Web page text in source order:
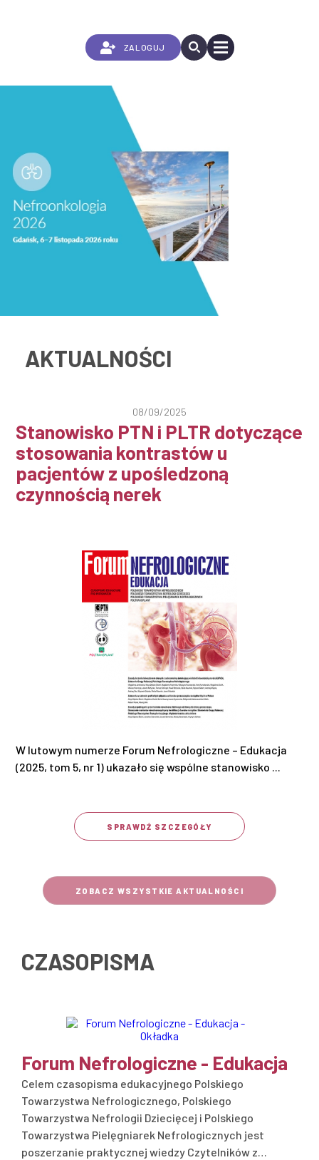
ZALOGUJ
AKTUALNOŚCI
08/09/2025
Stanowisko PTN i PLTR dotyczące
stosowania kontrastów u
pacjentów z upośledzoną
czynnością nerek
W lutowym numerze Forum Nefrologiczne – Edukacja
(2025, tom 5, nr 1) ukazało się wspólne stanowisko ...
SPRAWDŹ SZCZEGÓŁY
ZOBACZ WSZYSTKIE AKTUALNOŚCI
CZASOPISMA
Forum Nefrologiczne - Edukacja
Celem czasopisma edukacyjnego Polskiego
Towarzystwa Nefrologicznego, Polskiego
Towarzystwa Nefrologii Dziecięcej i Polskiego
Towarzystwa Pielęgniarek Nefrologicznych jest
poszerzanie praktycznej wiedzy Czytelników z…